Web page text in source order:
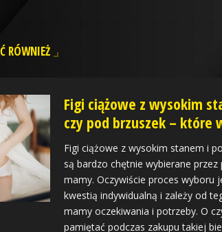
RÓWNIEŻ
Figi ciążowe z wysokim
czy pod brzuszek – które
Figi ciążowe z wysokim stanem i
są bardzo chętnie wybierane przez
mamy. Oczywiście proces wyboru
kwestią indywidualną i zależy od
mamy oczekiwania i potrzeby. O
pamiętać podczas zakupu takiej